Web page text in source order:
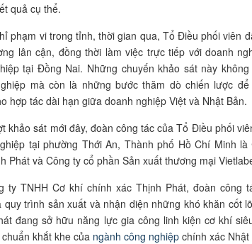
quả cụ thể.
phạm vi trong tỉnh, thời gian qua, Tổ Điều phối viên
lân cận, đồng thời làm việc trực tiếp với doanh
tại Đồng Nai. Những chuyến khảo sát này
mà còn là những bước thăm dò chiến lược
hợp tác dài hạn giữa doanh nghiệp Việt và Nhật Bản.
khảo sát mới đây, đoàn công tác của Tổ Điều phối
tại phường Thới An, Thành phố Hồ Chí Minh
Phát và Công ty cổ phần Sản xuất thương mại
ty TNHH Cơ khí chính xác Thịnh Phát, đoàn công
quy trình sản xuất và nhận diện những khó khăn cốt
đang sở hữu năng lực gia công linh kiện cơ khí
khắt khe của ngành công nghiệp chính xác Nhật